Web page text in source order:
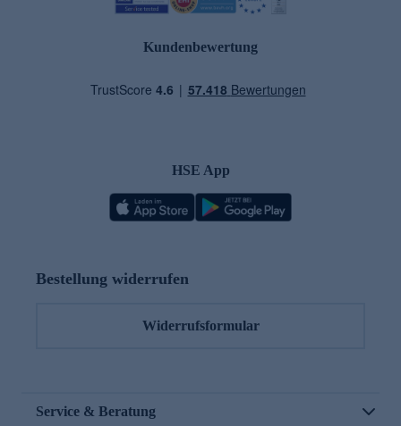
Kundenbewertung
HSE App
Bestellung widerrufen
Widerrufsformular
Service & Beratung